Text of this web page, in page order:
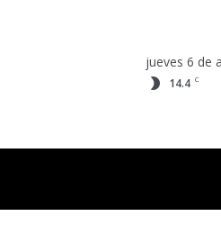
jueves 6 de
14.4 C